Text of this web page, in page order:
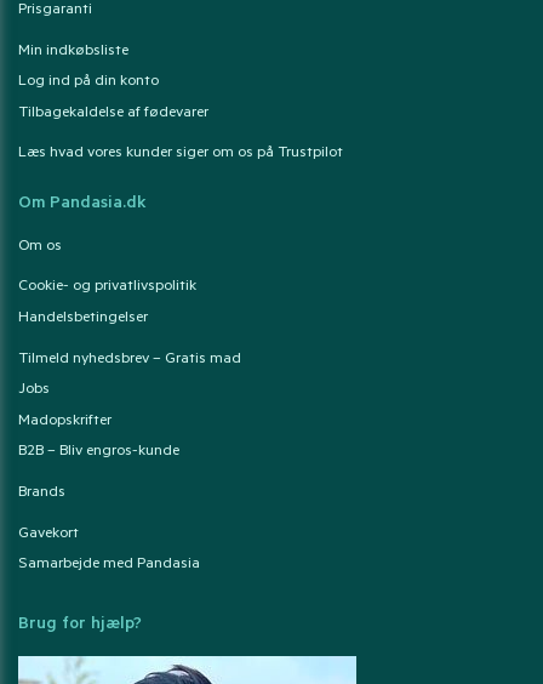
Prisgaranti
Min indkøbsliste
Log ind på din konto
Tilbagekaldelse af fødevarer
Læs hvad vores kunder siger om os på Trustpilot
Om Pandasia.dk
Om os
Cookie- og privatlivspolitik
Handelsbetingelser
Tilmeld nyhedsbrev – Gratis mad
Jobs
Madopskrifter
B2B – Bliv engros-kunde
Brands
Gavekort
Samarbejde med Pandasia
Brug for hjælp?